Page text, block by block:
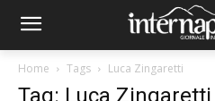
Home Tags Luca Zingaretti
Tag: Luca Zingaretti